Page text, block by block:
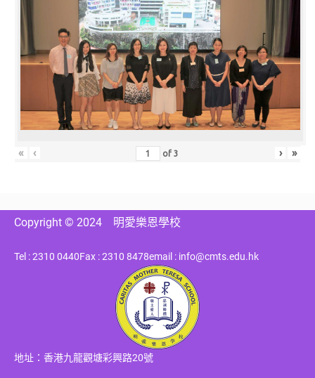
« ‹ of3 › »
Copyright © 2024 明愛樂恩學校
Tel : 2310 0440Fax : 2310 8478email : info@cmts.edu.hk
地址：香港九龍觀塘彩興路20號